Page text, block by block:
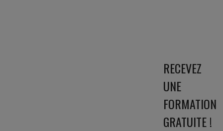
RECEVEZ
UNE
FORMATION
GRATUITE !